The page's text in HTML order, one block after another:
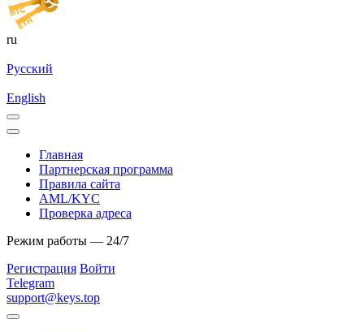
ru
Русский
English
Главная
Партнерская программа
Правила сайта
AML/KYC
Проверка адреса
Режим работы — 24/7
Регистрация Войти
Telegram
support@keys.top